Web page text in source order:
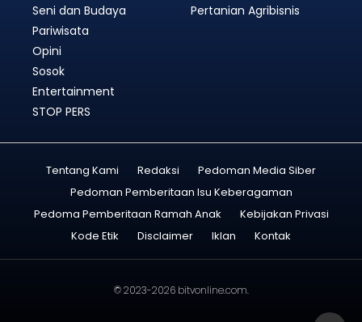
Seni dan Budaya
Pariwisata
Opini
Sosok
Entertainment
STOP PERS
Pertanian Agribisnis
Tentang Kami Redaksi
Pedoman Media Siber
Pedoman Pemberitaan Isu Keberagaman
Pedoma Pemberitaan Ramah Anak
Kebijakan Privasi
Kode Etik
Disclaimer Iklan Kontak
© 2023-2026 bitvonline.com.